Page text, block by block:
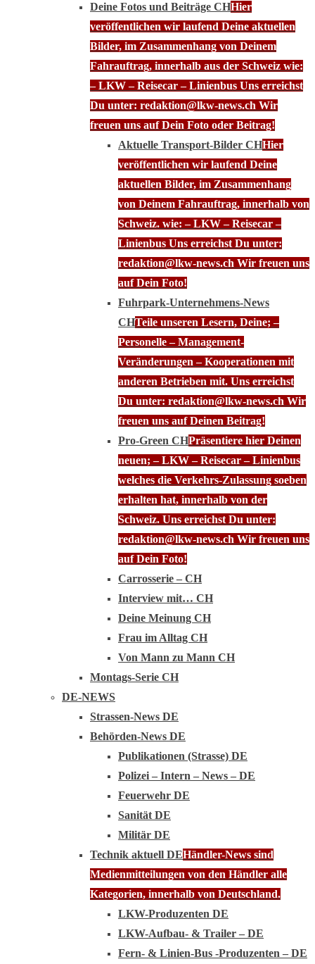
Deine Fotos und Beiträge CHHier
veröffentlichen wir laufend Deine aktuellen
Bilder, im Zusammenhang von Deinem
Fahrauftrag, innerhalb aus der Schweiz wie:
– LKW – Reisecar – Linienbus Uns erreichst
Du unter: redaktion@lkw-news.ch Wir
freuen uns auf Dein Foto oder Beitrag!
Aktuelle Transport-Bilder CHHier
veröffentlichen wir laufend Deine
aktuellen Bilder, im Zusammenhang
von Deinem Fahrauftrag, innerhalb von
Schweiz. wie: – LKW – Reisecar –
Linienbus Uns erreichst Du unter:
redaktion@lkw-news.ch Wir freuen uns
auf Dein Foto!
Fuhrpark-Unternehmens-News
CHTeile unseren Lesern, Deine; –
Personelle – Management-
Veränderungen – Kooperationen mit
anderen Betrieben mit. Uns erreichst
Du unter: redaktion@lkw-news.ch Wir
freuen uns auf Deinen Beitrag!
Pro-Green CHPräsentiere hier Deinen
neuen; – LKW – Reisecar – Linienbus
welches die Verkehrs-Zulassung soeben
erhalten hat, innerhalb von der
Schweiz. Uns erreichst Du unter:
redaktion@lkw-news.ch Wir freuen uns
auf Dein Foto!
Carrosserie – CH
Interview mit… CH
Deine Meinung CH
Frau im Alltag CH
Von Mann zu Mann CH
Montags-Serie CH
DE-NEWS
Strassen-News DE
Behörden-News DE
Publikationen (Strasse) DE
Polizei – Intern – News – DE
Feuerwehr DE
Sanität DE
Militär DE
Technik aktuell DEHändler-News sind
Medienmitteilungen von den Händler alle
Kategorien, innerhalb von Deutschland.
LKW-Produzenten DE
LKW-Aufbau- & Trailer – DE
Fern- & Linien-Bus -Produzenten – DE